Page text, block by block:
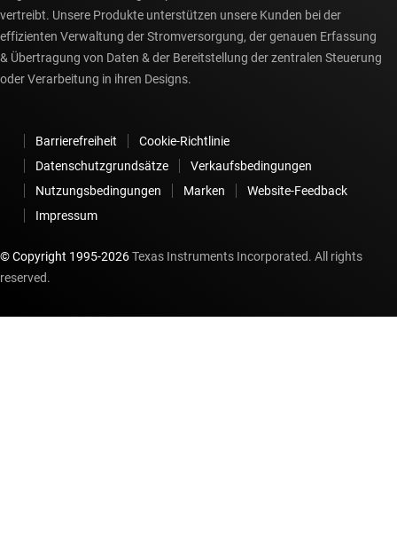
vertreibt. Unsere Produkte unterstützen unsere Kunden bei der
effizienten Verwaltung der Stromversorgung, der genauen Erfassung
& Übertragung von Daten & der Bereitstellung der zentralen Steuerung
oder Verarbeitung in ihren Designs.
Barrierefreiheit
Cookie-Richtlinie
Datenschutzgrundsätze
Verkaufsbedingungen
Nutzungsbedingungen
Marken
Website-Feedback
Impressum
© Copyright 1995-2026Texas Instruments Incorporated. All rights
reserved.